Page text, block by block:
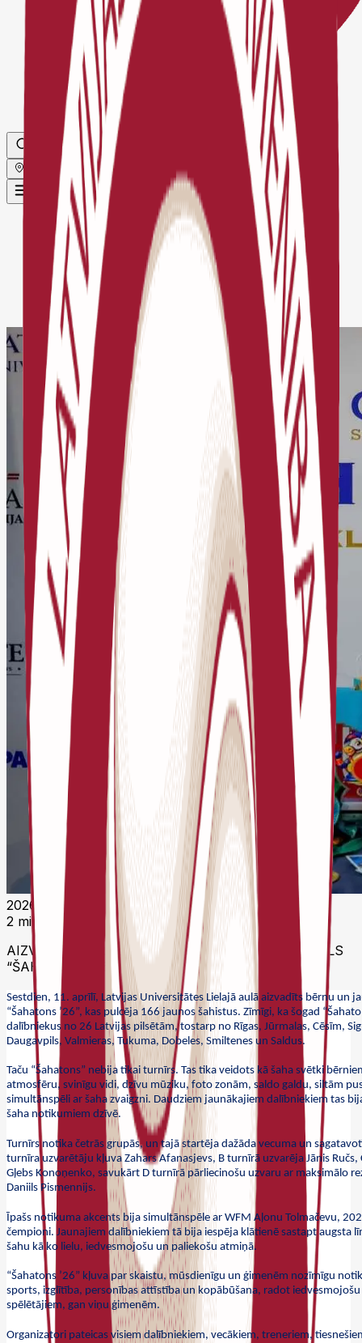
Globāls
Sākums
Jaunumi
AIZVADĪTS BĒRNU UN JAUNIEŠU ŠAHA
FESTIVĀLS “ŠAHATONS ’26”
2026. gada 22. aprīlis 11:51 UTC
2 minūšu lasīšana
AIZVADĪTS BĒRNU UN JAUNIEŠU ŠAHA FESTIVĀLS
“ŠAHATONS ’26”
Sestdien, 11. aprīlī, Latvijas Universitātes Lielajā aulā aizvadīts bērnu un
“Šahatons ’26”, kas pulcēja 166 jaunos šahistus. Zīmīgi, ka šogad
dalībniekus no 26 Latvijas pilsētām, tostarp no Rīgas, Jūrmalas, Cēsīm,
Daugavpils, Valmieras, Tukuma, Dobeles, Smiltenes un Saldus.
Taču “Šahatons” nebija tikai turnīrs. Tas tika veidots kā šaha svētki
atmosfēru, svinīgu vidi, dzīvu mūziku, foto zonām, saldo galdu, siltām
simultānspēli ar šaha zvaigzni. Daudziem jaunākajiem dalībniekiem tas
šaha notikumiem dzīvē.
Turnīrs notika četrās grupās, un tajā startēja dažāda vecuma un
turnīra uzvarētāju kļuva Zahars Afanasjevs, B turnīrā uzvarēja Jānis
Gļebs Konoņenko, savukārt D turnīrā pārliecinošu uzvaru ar maksimālo
Daniils Pismennijs.
Īpašs notikuma akcents bija simultānspēle ar WFM Aļonu Tolmačevu,
čempioni. Jaunajiem dalībniekiem tā bija iespēja klātienē sastapt augsta
šahu kā ko lielu, iedvesmojošu un paliekošu atmiņā.
“Šahatons ’26” kļuva par skaistu, mūsdienīgu un ģimenēm nozīmīgu
sports, izglītība, personības attīstība un kopābūšana, radot
spēlētājiem, gan viņu ģimenēm.
Organizatori pateicas visiem dalībniekiem, vecākiem, treneriem,